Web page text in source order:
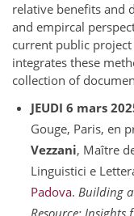
relative benefits and
and empircal
current public project
integrates these
collection of
JEUDI 6 mars
Gouge, Paris, en
Vezzani, Maître
Linguistici e
Padova. Building
Resource: Insights